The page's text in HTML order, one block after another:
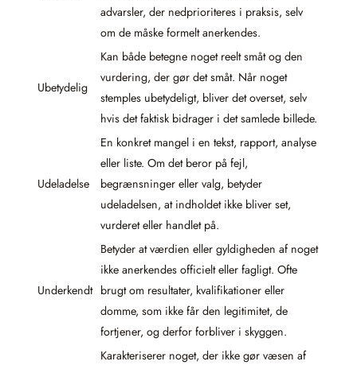
advarsler, der nedprioriteres i praksis, selv
om de måske formelt anerkendes.
Ubetydelig
Kan både betegne noget reelt småt og den
vurdering, der gør det småt. Når noget
stemples ubetydeligt, bliver det overset, selv
hvis det faktisk bidrager i det samlede billede.
Udeladelse
En konkret mangel i en tekst, rapport, analyse
eller liste. Om det beror på fejl,
begrænsninger eller valg, betyder
udeladelsen, at indholdet ikke bliver set,
vurderet eller handlet på.
Underkendt
Betyder at værdien eller gyldigheden af noget
ikke anerkendes officielt eller fagligt. Ofte
brugt om resultater, kvalifikationer eller
domme, som ikke får den legitimitet, de
fortjener, og derfor forbliver i skyggen.
Karakteriserer noget, der ikke gør væsen af